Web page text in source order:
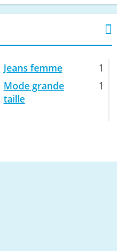
Jeans femme
1
Mode grande
taille
1